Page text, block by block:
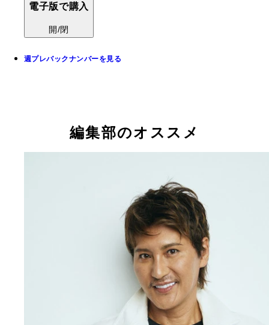
電子版で購入
開/閉
週プレバックナンバーを見る
編集部のオススメ